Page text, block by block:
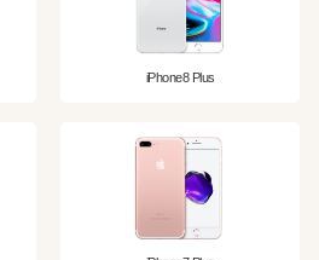
iPhone8 Plus